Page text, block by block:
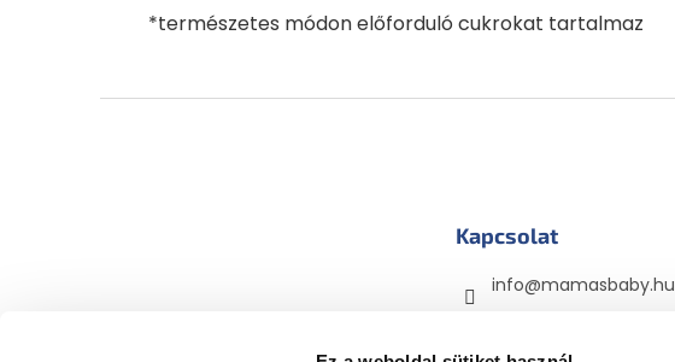
*természetes módon előforduló cukrokat tartalmaz
Kapcsolat
info@mamasbaby.hu
mamasbaby_hu